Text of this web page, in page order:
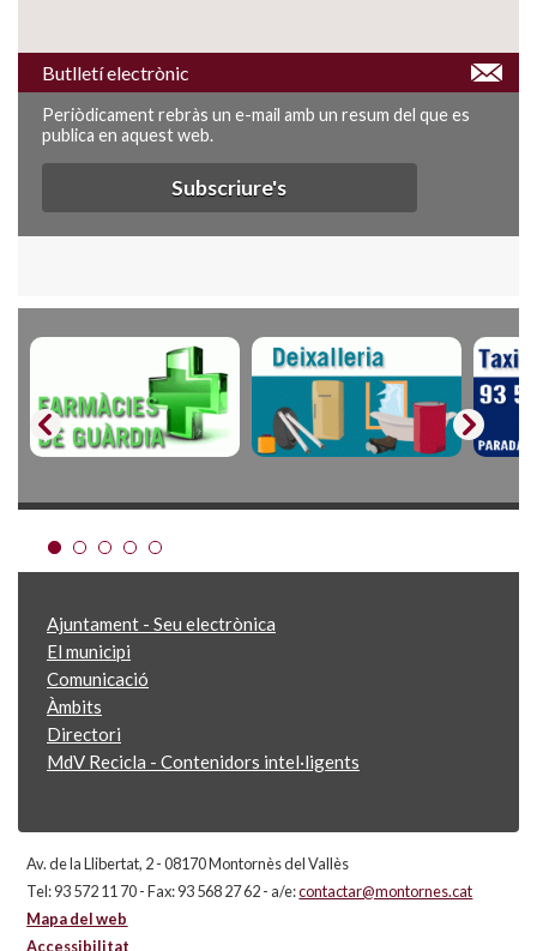
Butlletí electrònic
Periòdicament rebràs un e-mail amb un resum del que es
publica en aquest web.
Subscriure's
Ajuntament - Seu electrònica
El municipi
Comunicació
Àmbits
Directori
MdV Recicla - Contenidors intel·ligents
Av. de la Llibertat, 2 - 08170 Montornès del Vallès
Tel: 93 572 11 70 - Fax: 93 568 27 62 - a/e:contactar@montornes.cat
Mapa del web
Accessibilitat